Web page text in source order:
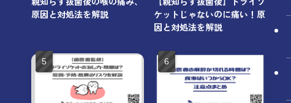
原因と対処法を解説
ケットじゃないのに痛い！原
因と対処法を解説